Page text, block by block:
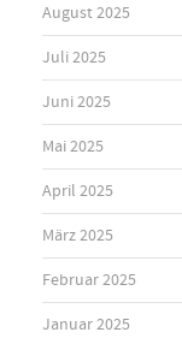
August 2025
Juli 2025
Juni 2025
Mai 2025
April 2025
März 2025
Februar 2025
Januar 2025